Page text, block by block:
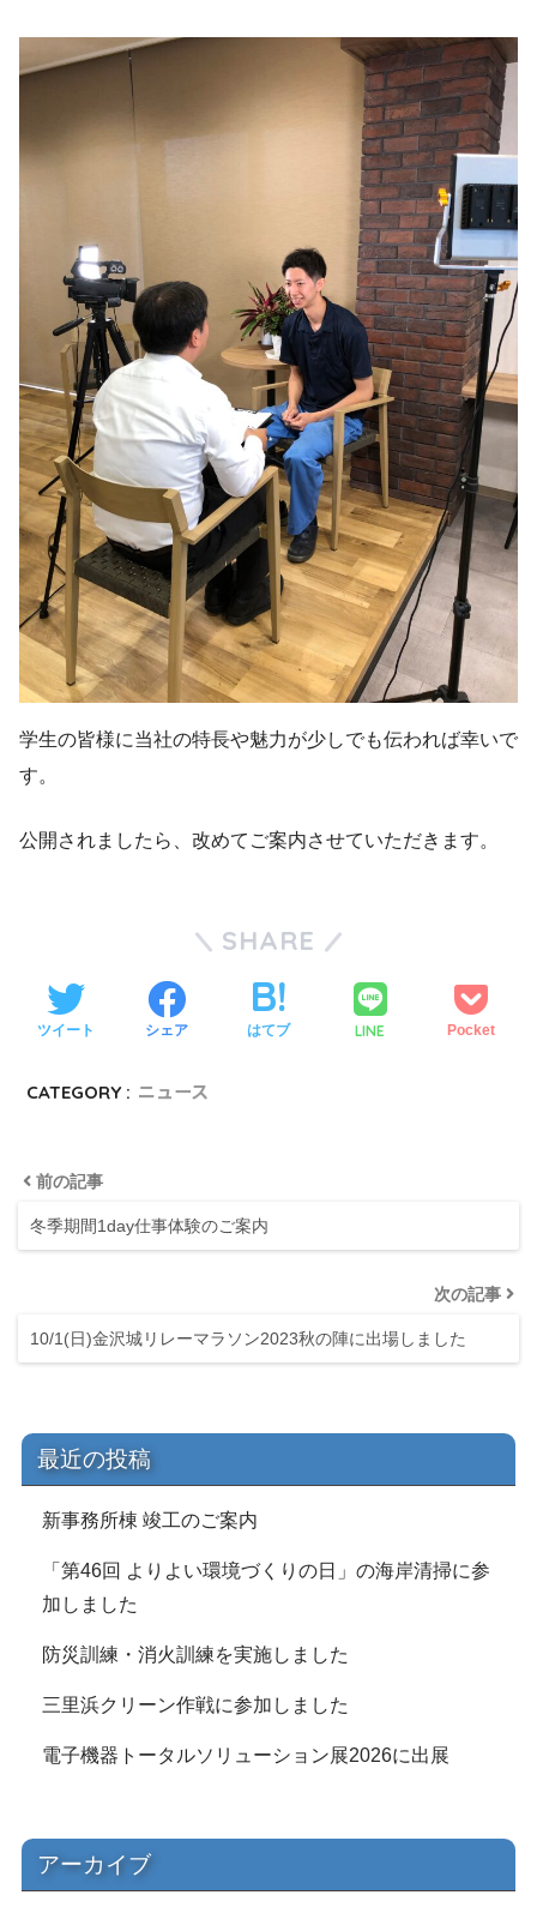
学生の皆様に当社の特長や魅力が少しでも伝われば幸いで
す。
公開されましたら、改めてご案内させていただきます。
SHARE
ツイート シェア はてブ LINE Pocket
CATEGORY : ニュース
前の記事
冬季期間1day仕事体験のご案内
次の記事
10/1(日)金沢城リレーマラソン2023秋の陣に出場しました
最近の投稿
新事務所棟 竣工のご案内
「第46回 よりよい環境づくりの日」の海岸清掃に参
加しました
防災訓練・消火訓練を実施しました
三里浜クリーン作戦に参加しました
電子機器トータルソリューション展2026に出展
アーカイブ